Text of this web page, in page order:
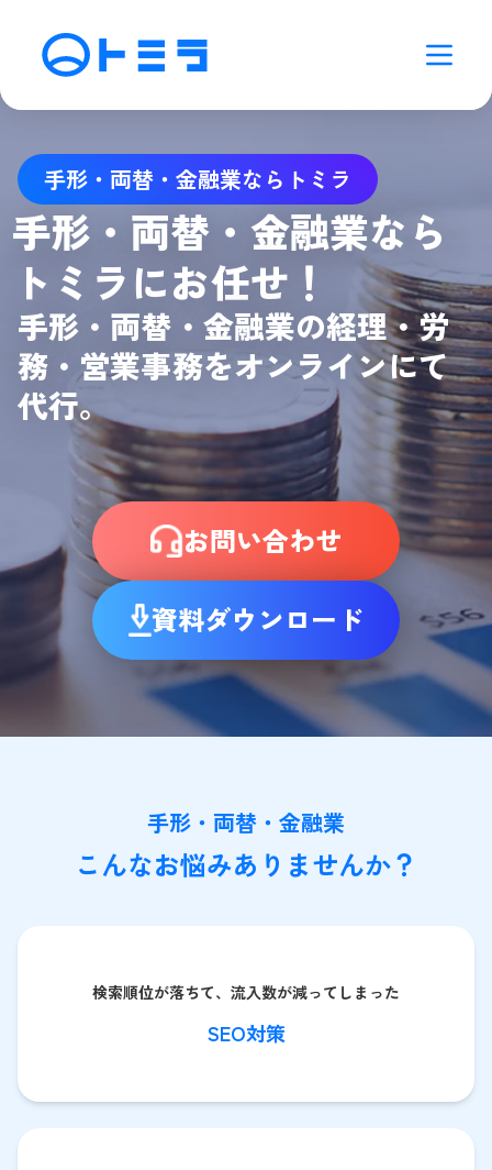
手形・両替・金融業ならトミラ
手形・両替・金融業なら
トミラにお任せ！
手形・両替・金融業の経理・労
務・営業事務をオンラインにて
代行。
お問い合わせ
資料ダウンロード
手形・両替・金融業
こんなお悩みありませんか？
検索順位が落ちて、流入数が減ってしまった
SEO対策